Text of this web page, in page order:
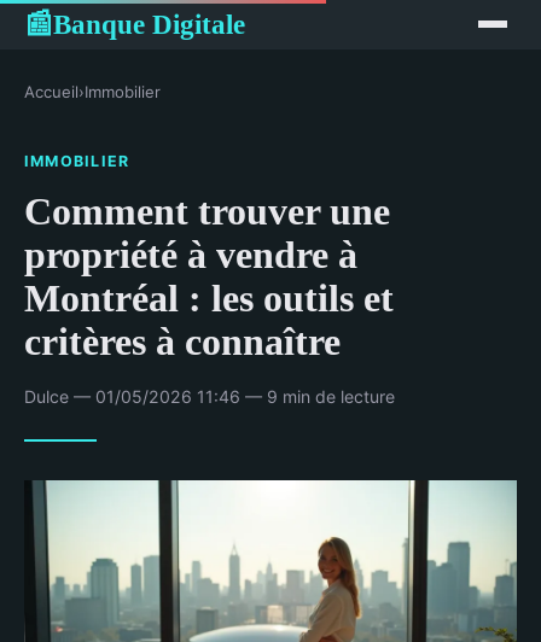
📰Banque Digitale
Accueil›Immobilier
IMMOBILIER
Comment trouver une
propriété à vendre à
Montréal : les outils et
critères à connaître
Dulce — 01/05/2026 11:46 — 9 min de lecture